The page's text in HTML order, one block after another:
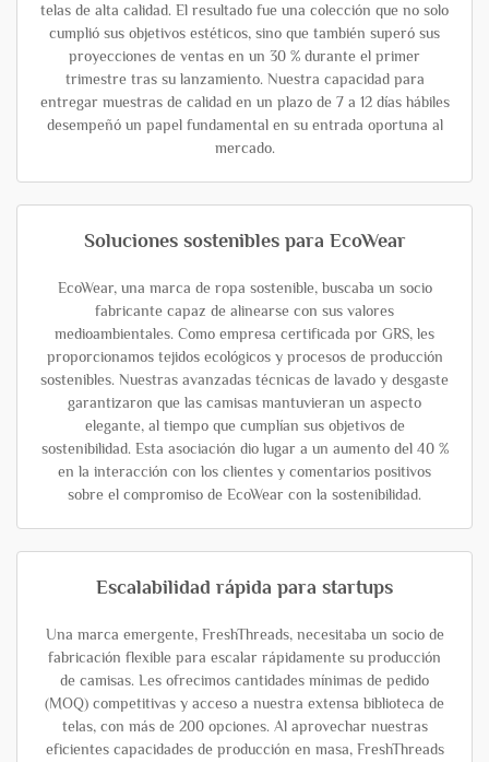
telas de alta calidad. El resultado fue una colección que no solo
cumplió sus objetivos estéticos, sino que también superó sus
proyecciones de ventas en un 30 % durante el primer
trimestre tras su lanzamiento. Nuestra capacidad para
entregar muestras de calidad en un plazo de 7 a 12 días hábiles
desempeñó un papel fundamental en su entrada oportuna al
mercado.
Soluciones sostenibles para EcoWear
EcoWear, una marca de ropa sostenible, buscaba un socio
fabricante capaz de alinearse con sus valores
medioambientales. Como empresa certificada por GRS, les
proporcionamos tejidos ecológicos y procesos de producción
sostenibles. Nuestras avanzadas técnicas de lavado y desgaste
garantizaron que las camisas mantuvieran un aspecto
elegante, al tiempo que cumplían sus objetivos de
sostenibilidad. Esta asociación dio lugar a un aumento del 40 %
en la interacción con los clientes y comentarios positivos
sobre el compromiso de EcoWear con la sostenibilidad.
Escalabilidad rápida para startups
Una marca emergente, FreshThreads, necesitaba un socio de
fabricación flexible para escalar rápidamente su producción
de camisas. Les ofrecimos cantidades mínimas de pedido
(MOQ) competitivas y acceso a nuestra extensa biblioteca de
telas, con más de 200 opciones. Al aprovechar nuestras
eficientes capacidades de producción en masa, FreshThreads